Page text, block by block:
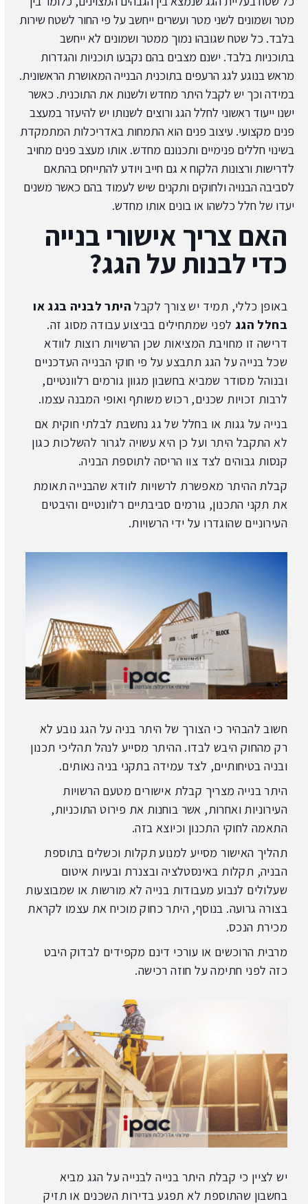
מטר ושמונים לשני מטר ועשרים ייחשב על פי החור לשטח שירות
בלבד. כל שטח שגובהו נמוך ממטר ושמונים לא ייחשב
בתוכניות בלבד. ישנם מצבים בהם נקבעו תוכניות והגדרות
מראש בנוגע לגג הרעפים בתוכנית הבנייה המאושרת הראשונית.
במידה וכך יש לקבל היתר מחדש ולשנות את התוכנית. כאשר
ישנו ייעוד ראשוני לחלל הגג ורוצים לשנותו יש להיעזר במעצב
פנים מקצועי. עיצוב פנים הוא התמחות באדריכלות המתמקדת
בשינוי חללים פנימיים ותכנונם מחדש. אותו מעצב פנים מחויב
לדרישות ורצונות הלקוח א גם חייב ויודע להתייחס בהתאם
לסביבה הבנויה ולחוקים ותקנים שיש לעמוד בהם כאשר משנים
יעדו של חלל כלשהו או בונים אותו מחדש.
האם צריך אישורי בנייה
כדי לבנות על הגג?
באופן כללי, תמיד יש צורך לקבל היתר לבניה בגג או
בחלל הגג לפני שמתחילים בביצוע עבודה מסוג זה.
דרישה זו מחויבת המציאות שכן הרשויות רוצות לוודא
שכל בנייה על הגג תתבצע על פי חוקי הבנייה העדכניים
ובנוהל מסודר שמביא בחשבון מגוון גורמים רלוונטיים,
לרבות זכויות שכנים, רכוש משותף ואופי המבנה עצמו.
בנייה על גגות או בחלל של גג נחשבת לבלתי חוקית אם
לא התקבל היתר ועל כן היא עשויה לגרור להשלכות כגון
קנסות גבוהים לצד צוו הריסה לתוספת הבניה.
קבלת ההיתר מאפשרת לרשויות לוודא שהבנייה תאומת
את תקני התכנון, גורמים סביבתיים רלוונטיים והיבטים
העירוניים שהוגדרו על ידי הרשויות.
חשוב להבהיר כי הצורך של היתר בניה על הגג נובע לא
רק מהחוק היבש לבדו. ההיתר מסייע לנהל תהליכי תכנון
ובניה בטיחותיים, לצד עמידה בתקני בניה נאותים.
היתר בנייה מצריך קבלת אישורים מטעם הרשויות
העירוניות ואחרות, אשר בוחנות את פירוט התוכניות,
התאמה לחוקי התכנון וכיוצא בזה.
תהליך האישור מסייע למנוע תקלות וכשלים בתוספת
הבניה, תקלות באינסטלציה ובצנרת ובעיות איטום
שעלולים לנבוע מעבודות בנייה לא מורשות או שמבוצעות
בצורה גרועה. בנוסף, היתר כחוק מוכיח את עצמו לקראת
מכירת הנכס.
מרבית הרוכשים או עורכי דינם מקפידים לבדוק היבט
כזה לפני חתימה על חוזה רכישה.
יש לציין כי קבלת היתר בנייה לבנייה על הגג מביא
בחשבון שהתוספת לא תפגע בדירות השכנים או תזיק